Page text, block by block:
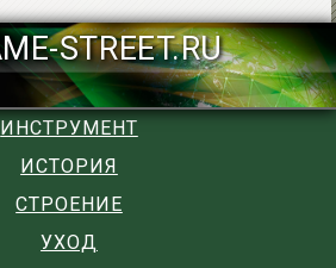
GAME-
ИНСТРУМЕНТ
ИСТОРИЯ
СТРОЕНИЕ
УХОД